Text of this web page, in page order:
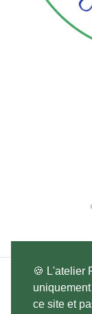
🍪 L'atelier
ce site et